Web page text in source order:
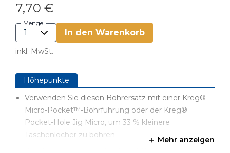
7,70 €
Menge
In den Warenkorb
inkl. MwSt.
Höhepunkte
Verwenden Sie diesen Bohrersatz mit einer Kreg®
Micro-Pocket™-Bohrführung oder der Kreg®
Pocket-Hole Jig Micro, um 33 % kleinere
Taschenlöcher zu bohren
Mehr anzeigen